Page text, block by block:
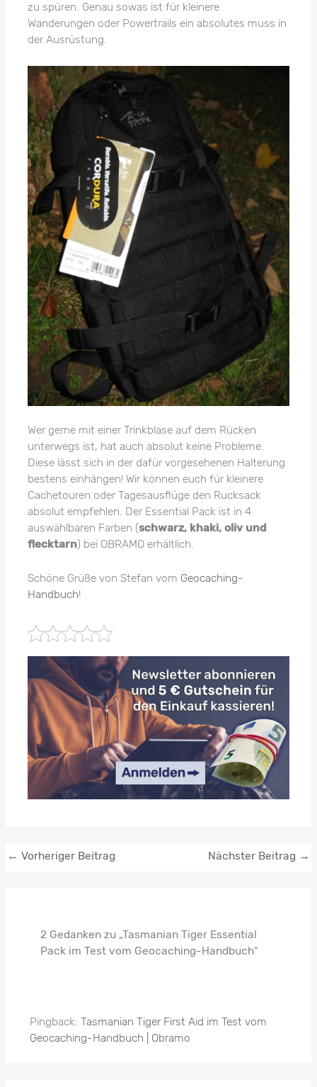
zu spüren. Genau sowas ist für kleinere
Wanderungen oder Powertrails ein absolutes muss in
der Ausrüstung.
Wer gerne mit einer Trinkblase auf dem Rücken
unterwegs ist, hat auch absolut keine Probleme.
Diese lässt sich in der dafür vorgesehenen Halterung
bestens einhängen! Wir können euch für kleinere
Cachetouren oder Tagesausflüge den Rucksack
absolut empfehlen. Der Essential Pack ist in 4
auswählbaren Farben (schwarz, khaki, oliv und
flecktarn) bei OBRAMO erhältlich.
Schöne Grüße von Stefan vom Geocaching-
Handbuch!
← Vorheriger Beitrag Nächster Beitrag →
2 Gedanken zu „Tasmanian Tiger Essential
Pack im Test vom Geocaching-Handbuch“
Pingback: Tasmanian Tiger First Aid im Test vom
Geocaching-Handbuch | Obramo